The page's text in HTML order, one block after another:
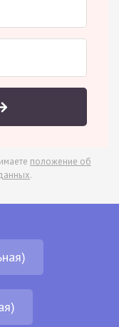
положение об
.